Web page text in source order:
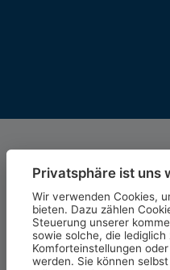
Privatsphäre ist uns
Wir verwenden Cookies,
bieten. Dazu zählen
Steuerung unserer
sowie solche, die
Komforteinstellungen
werden. Sie können